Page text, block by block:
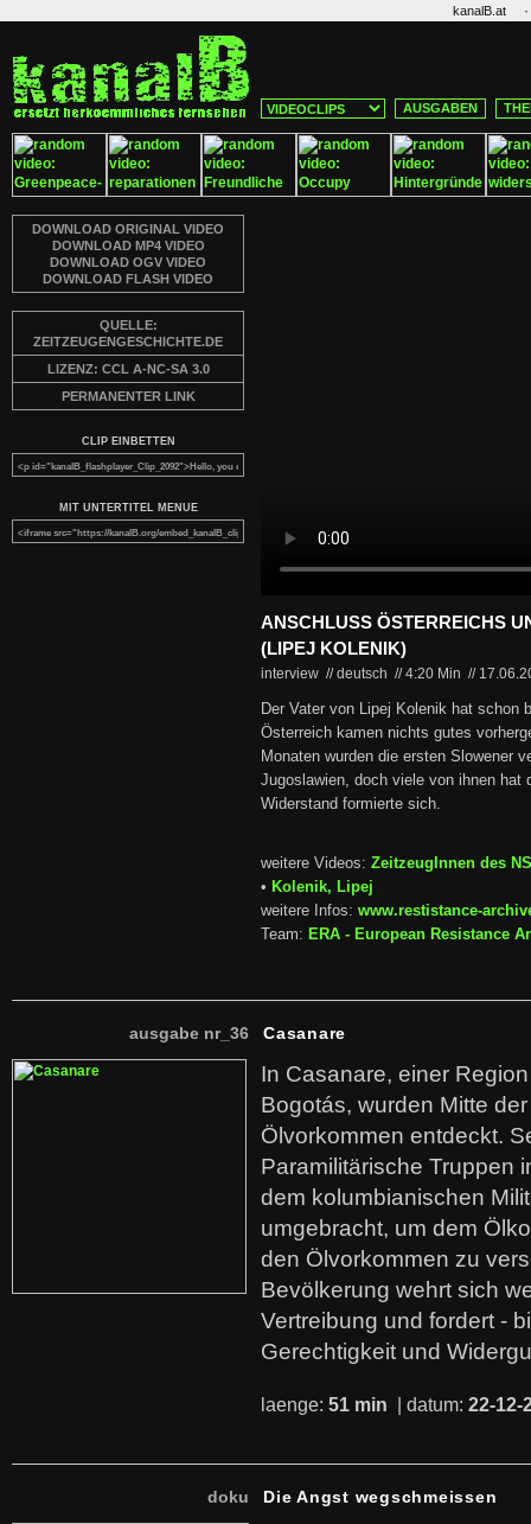
kanalB.at ·
AUSGABEN
DOWNLOAD ORIGINAL VIDEO
DOWNLOAD MP4 VIDEO
DOWNLOAD OGV VIDEO
DOWNLOAD FLASH VIDEO
QUELLE:
ZEITZEUGENGESCHICHTE.DE
LIZENZ: CCL A-NC-SA 3.0
PERMANENTER LINK
CLIP EINBETTEN
MIT UNTERTITEL MENUE
ANSCHLUSS ÖSTERREICHS
(LIPEJ KOLENIK)
interview // deutsch //4:20 Min //
Der Vater von Lipej Kolenik hat schon
Österreich kamen nichts gutes
Monaten wurden die ersten Slowener
Jugoslawien, doch viele von ihnen hat
Widerstand formierte sich.
weitere Videos: ZeitzeugInnen des
• Kolenik, Lipej
weitere Infos: www.restistance-
Team: ERA - European Resistance
ausgabe nr_36 Casanare
In Casanare, einer
Bogotás, wurden Mitte
Ölvorkommen entdeckt.
Paramilitärische Truppen
dem kolumbianischen
umgebracht, um dem
den Ölvorkommen zu
Bevölkerung wehrt sich
Vertreibung und fordert -
Gerechtigkeit und
laenge: 51 min | datum: 22-12-
doku Die Angst wegschmeissen